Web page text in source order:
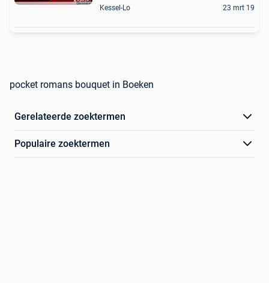
Kessel-Lo 23 mrt 19
pocket romans bouquet in Boeken
Gerelateerde zoektermen
Populaire zoektermen